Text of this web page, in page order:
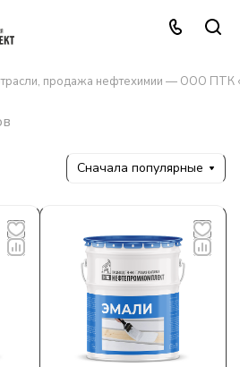
продажа нефтехимии — ООО ПТК
Сначала популярные